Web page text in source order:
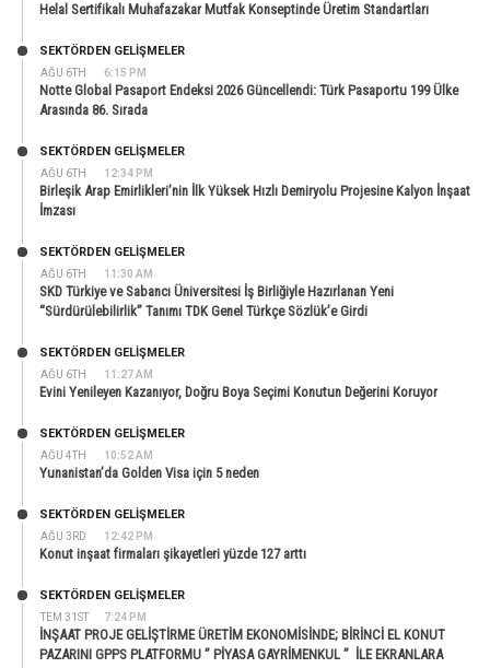
Helal Sertifikalı Muhafazakar Mutfak Konseptinde Üretim Standartları
AĞU 6TH 6:15 PM
SEKTÖRDEN GELIŞMELER
Notte Global Pasaport Endeksi 2026 Güncellendi: Türk Pasaportu 199 Ülke
Arasında 86. Sırada
AĞU 6TH 12:34 PM
SEKTÖRDEN GELIŞMELER
Birleşik Arap Emirlikleri’nin İlk Yüksek Hızlı Demiryolu Projesine Kalyon İnşaat
İmzası
AĞU 6TH 11:30 AM
SEKTÖRDEN GELIŞMELER
SKD Türkiye ve Sabancı Üniversitesi İş Birliğiyle Hazırlanan Yeni
“Sürdürülebilirlik” Tanımı TDK Genel Türkçe Sözlük’e Girdi
AĞU 6TH 11:27 AM
SEKTÖRDEN GELIŞMELER
Evini Yenileyen Kazanıyor, Doğru Boya Seçimi Konutun Değerini Koruyor
AĞU 4TH 10:52 AM
SEKTÖRDEN GELIŞMELER
Yunanistan’da Golden Visa için 5 neden
AĞU 3RD 12:42 PM
SEKTÖRDEN GELIŞMELER
Konut inşaat firmaları şikayetleri yüzde 127 arttı
TEM 31ST 7:24 PM
SEKTÖRDEN GELIŞMELER
İNŞAAT PROJE GELİŞTİRME ÜRETİM EKONOMİSİNDE; BİRİNCİ EL KONUT
PAZARINI GPPS PLATFORMU ” PİYASA GAYRİMENKUL ” İLE EKRANLARA